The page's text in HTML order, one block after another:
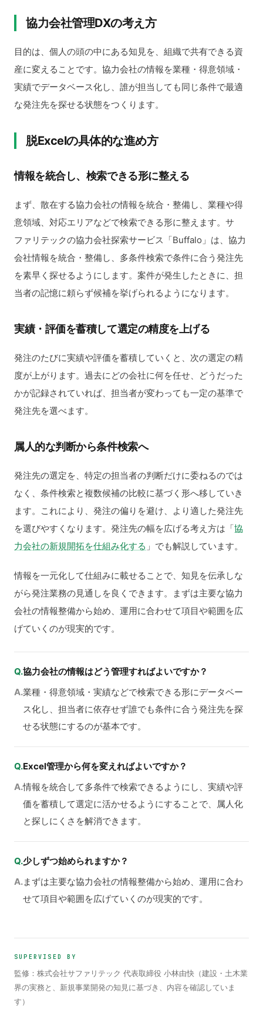
協力会社管理DXの考え方
目的は、個人の頭の中にある知見を、組織で共有できる資
産に変えることです。協力会社の情報を業種・得意領域・
実績でデータベース化し、誰が担当しても同じ条件で最適
な発注先を探せる状態をつくります。
脱Excelの具体的な進め方
情報を統合し、検索できる形に整える
まず、散在する協力会社の情報を統合・整備し、業種や得
意領域、対応エリアなどで検索できる形に整えます。サ
ファリテックの協力会社探索サービス「Buffalo」は、協力
会社情報を統合・整備し、多条件検索で条件に合う発注先
を素早く探せるようにします。案件が発生したときに、担
当者の記憶に頼らず候補を挙げられるようになります。
実績・評価を蓄積して選定の精度を上げる
発注のたびに実績や評価を蓄積していくと、次の選定の精
度が上がります。過去にどの会社に何を任せ、どうだった
かが記録されていれば、担当者が変わっても一定の基準で
発注先を選べます。
属人的な判断から条件検索へ
発注先の選定を、特定の担当者の判断だけに委ねるのでは
なく、条件検索と複数候補の比較に基づく形へ移していき
ます。これにより、発注の偏りを避け、より適した発注先
を選びやすくなります。発注先の幅を広げる考え方は「協
力会社の新規開拓を仕組み化する 」でも解説しています。
情報を一元化して仕組みに載せることで、知見を伝承しな
がら発注業務の見通しを良くできます。まずは主要な協力
会社の情報整備から始め、運用に合わせて項目や範囲を広
げていくのが現実的です。
Q.協力会社の情報はどう管理すればよいですか？
A.業種・得意領域・実績などで検索できる形にデータベー
ス化し、担当者に依存せず誰でも条件に合う発注先を探
せる状態にするのが基本です。
Q.Excel管理から何を変えればよいですか？
A.情報を統合して多条件で検索できるようにし、実績や評
価を蓄積して選定に活かせるようにすることで、属人化
と探しにくさを解消できます。
Q.少しずつ始められますか？
A.まずは主要な協力会社の情報整備から始め、運用に合わ
せて項目や範囲を広げていくのが現実的です。
SUPERVISED BY
監修：株式会社サファリテック 代表取締役 小林由快（建設・土木業
界の実務と、新規事業開発の知見に基づき、内容を確認していま
す）